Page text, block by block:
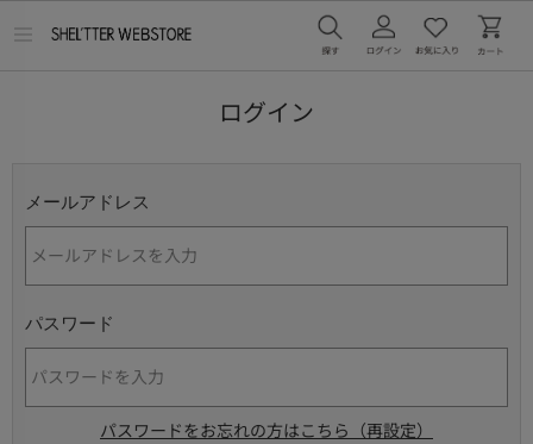
ログイン
メールアドレス
パスワード
パスワードをお忘れの方はこちら（再設定）